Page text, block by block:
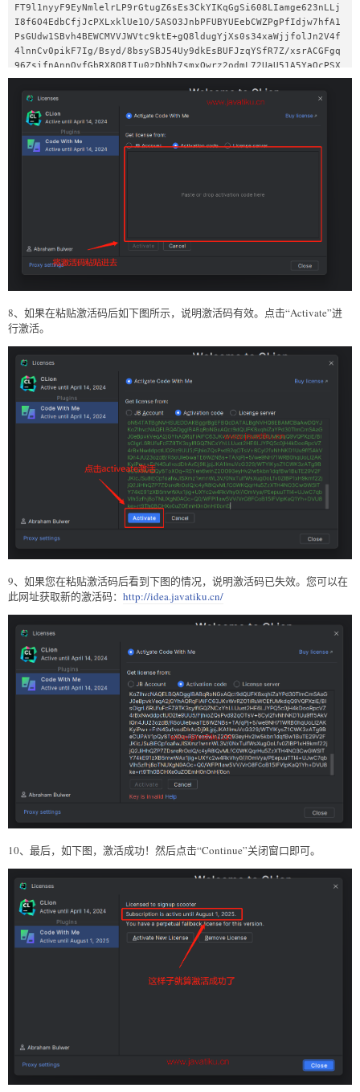
FT9l1nyyF9EyNmlelrLP9rGtugZ6sEs3CkYIKqGgSi608LIamge623nLLj
I8f6O4EdbCfjJcPXLxklUe1O/5ASO3JnbPFUBYUEebCWZPgPfIdjw7hfA1
PsGUdw1SBvh4BEWCMVVJWVtc9ktE+gQ8ldugYjXs0s34xaWjjfolJn2V4f
4lnnCv0pikF7Ig/Bsyd/8bsySBJ54Uy9dkEsBUFJzqYSfR7Z/xsrACGFgq
96ZsifnAnnOvfGbRX8Q8IIu0zDbNh7smxOwrz2odmL72UaU51A5YaOcPSX
RM9uyqCnSp/ENLzkQa/B9RNO+VA7kCsj3MlJWJp5Sotn5spyV+gA==-
MIIETDCCAjSgAwIBAgIBDTANBgkqhkiG9w0BAQsFADAYMRYwFAYDVQQDDA
1KZXRQcm9maWxlIENBMB4XDTIwMTAxOTA5MDU1M1oXDTIyMTAyMTA5MDU1
M1owHzEdMBsGA1UEAwwUcHJvZDJ5LWZyb20tMjAyMDEwMTkwggEiMA0GCS
qGSIb3DQEBAQUAA4IBDwAwggEKAoIBAQCUlaUFc1wf+CfY9wzFWEL2euKQ
5nswqb57V8QZG7d7RoR6rwYUIXseTOAFq210oMEe++LCjzKDuqwDfsyhgD
oj79Lbu1fjShOnQZuJcsV8tqnayeFkNzv2LTOlofU/Tbx502Ro073gGjoe
BgNVHQ4EFgQUJNoRIpb1hUHAk0foMSNM9MCEAv8wSAYDVR0jBEEwP4AUo5
62SGdCEjZBvW3gubSgUouX8bOhHKQaMBgxFjAUBgNVBAMMDUpldFByb2Zp
bGUgQ0GCCQDSbLGDsoN54TATBgNVHSUEDDAKBggrBgEFBQcDATALBgNVHQ
fUMkdqQ9VQPXziE/BlsOIgrL6RlJfuFcEZ8TK3syIfIGQZNCxYhLLUuet2
HE6LJYPQ5c0jH4kDooRpcVZ4rBxNwddpctUO2te9UU5/FjhioZQsPvd92q
TA/qPj+5/we9NH71WRB0hqUoLI2AKKyiPw++FtN4Su1vsdDlrAzDj9ILjp
jJKA1ImuVcG329/WTYIKysZ1CWK3zATg9BeCUPAV1pQy8ToXOq+RSYen6w
inZ2OO93eyHv2Iw5kbn1dqfBw1BuTE29V2FJKicJSu8iEOpfoafwJISXmz
1wnnWL3V/0NxTulfWsXugOoLfv0ZIBP1xH9kmf22jjQ2JiHhQZP7ZDsreR
rOeIQ/c4yR8IQvMLfC0WKQqrHu5ZzXTH4NO3CwGWSlTY74kE91zXB5mwWA
x1jig+UXYc2w4RkVhy0//lOmVya/PEepuuTTI4+UJwC7qbVlh5zfhj8oTN
UXgN0AOc+Q0/WFPl1aw5VV/VrO8FCoB15lFVlpKaQ1Yh+DVU8ke+rt9Th0
BCHXe0uZOEmH0nOnH/0onD
8、如果在粘贴激活码后如下图所示，说明激活码有效。点击“Activate”进
行激活。
9、如果您在粘贴激活码后看到下图的情况，说明激活码已失效。您可以在
此网址获取新的激活码： http://idea.javatiku.cn/
10、最后，如下图，激活成功！然后点击“Continue”关闭窗口即可。